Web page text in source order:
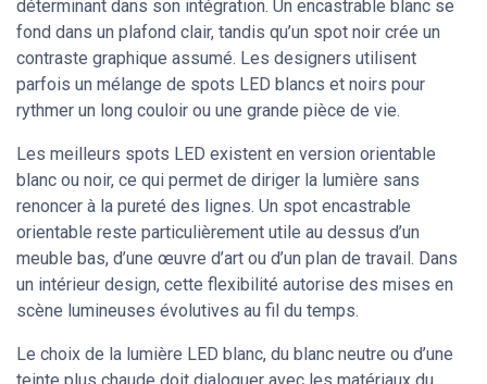
déterminant dans son intégration. Un encastrable blanc se
fond dans un plafond clair, tandis qu’un spot noir crée un
contraste graphique assumé. Les designers utilisent
parfois un mélange de spots LED blancs et noirs pour
rythmer un long couloir ou une grande pièce de vie.
Les meilleurs spots LED existent en version orientable
blanc ou noir, ce qui permet de diriger la lumière sans
renoncer à la pureté des lignes. Un spot encastrable
orientable reste particulièrement utile au dessus d’un
meuble bas, d’une œuvre d’art ou d’un plan de travail. Dans
un intérieur design, cette flexibilité autorise des mises en
scène lumineuses évolutives au fil du temps.
Le choix de la lumière LED blanc, du blanc neutre ou d’une